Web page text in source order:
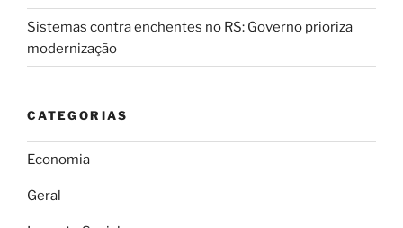
Sistemas contra enchentes no RS: Governo prioriza
modernização
CATEGORIAS
Economia
Geral